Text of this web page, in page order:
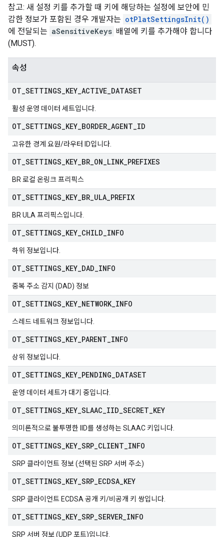
참고: 새 설정 키를 추가할 때 키에 해당하는 설정에 보안에 민
감한 정보가 포함된 경우 개발자는 otPlatSettingsInit()
에 전달되는 aSensitiveKeys 배열에 키를 추가해야 합니다
(MUST).
속성
OT SETTINGS KEY ACTIVE DATASET
활성 운영 데이터 세트입니다.
OT SETTINGS KEY BORDER AGENT ID
고유한 경계 요원/라우터 ID입니다.
OT SETTINGS KEY BR ON LINK_ PREFIXES
BR 로컬 온링크 프리픽스
OT SETTINGS KEY BR ULA PREFIX
BR ULA 프리픽스입니다.
OT SETTINGS KEY CHILD INFO
하위 정보입니다.
OT SETTINGS KEY DAD INFO
중복 주소 감지 (DAD) 정보
OT SETTINGS KEY NETWORK_ INFO
스레드 네트워크 정보입니다.
OT SETTINGS KEY PARENT INFO
상위 정보입니다.
OT SETTINGS KEY PENDING DATASET
운영 데이터 세트가 대기 중입니다.
OT SETTINGS KEY SLAAC IID SECRET KEY
의미론적으로 불투명한 IID를 생성하는 SLAAC 키입니다.
OT SETTINGS KEY SRP CLIENT INFO
SRP 클라이언트 정보 (선택된 SRP 서버 주소)
OT SETTINGS KEY SRP ECDSA KEY
SRP 클라이언트 ECDSA 공개 키/비공개 키 쌍입니다.
OT SETTINGS KEY SRP SERVER INFO
SRP 서버 정보 (UDP 포트)입니다.